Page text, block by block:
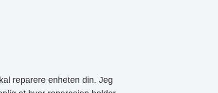
reparere enheten din. Jeg